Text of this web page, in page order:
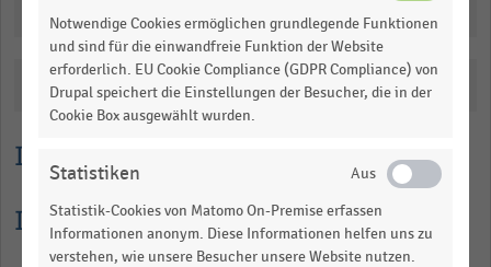
Lesehilfe
Informationen zur Statistik
data
Katalogisierung
Notwendige Cookies ermöglichen grundlegende Funktionen
und sind für die einwandfreie Funktion der Website
erforderlich. EU Cookie Compliance (GDPR Compliance) von
Drupal speichert die Einstellungen der Besucher, die in der
Cookie Box ausgewählt wurden.
Statistiken
Statistik-Cookies von Matomo On-Premise erfassen
Informationen anonym. Diese Informationen helfen uns zu
verstehen, wie unsere Besucher unsere Website nutzen.